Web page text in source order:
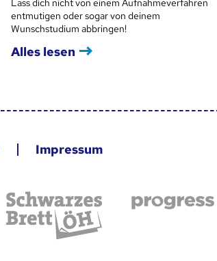
Lass dich nicht von einem Aufnahmeverfahren
entmutigen oder sogar von deinem
Wunschstudium abbringen!
Alles lesen
Impressum